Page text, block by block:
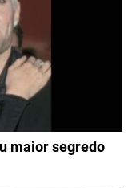
maior segredo